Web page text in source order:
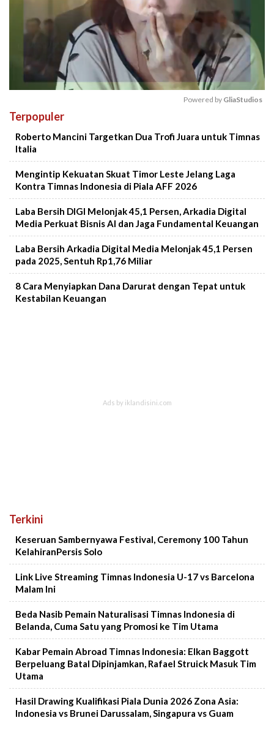
Powered by GliaStudios
Terpopuler
Roberto Mancini Targetkan Dua Trofi Juara untuk Timnas
Italia
Mengintip Kekuatan Skuat Timor Leste Jelang Laga
Kontra Timnas Indonesia di Piala AFF 2026
Laba Bersih DIGI Melonjak 45,1 Persen, Arkadia Digital
Media Perkuat Bisnis AI dan Jaga Fundamental Keuangan
Laba Bersih Arkadia Digital Media Melonjak 45,1 Persen
pada 2025, Sentuh Rp1,76 Miliar
8 Cara Menyiapkan Dana Darurat dengan Tepat untuk
Kestabilan Keuangan
Terkini
Keseruan Sambernyawa Festival, Ceremony 100 Tahun
KelahiranPersis Solo
Link Live Streaming Timnas Indonesia U-17 vs Barcelona
Malam Ini
Beda Nasib Pemain Naturalisasi Timnas Indonesia di
Belanda, Cuma Satu yang Promosi ke Tim Utama
Kabar Pemain Abroad Timnas Indonesia: Elkan Baggott
Berpeluang Batal Dipinjamkan, Rafael Struick Masuk Tim
Utama
Hasil Drawing Kualifikasi Piala Dunia 2026 Zona Asia:
Indonesia vs Brunei Darussalam, Singapura vs Guam